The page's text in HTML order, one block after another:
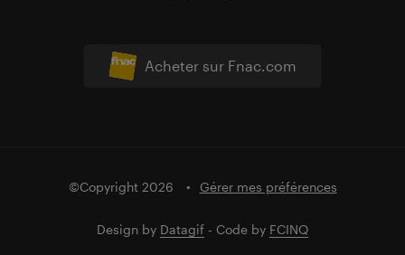
Acheter sur Fnac.com
©Copyright 2026 Gérer mes préférences
Design by Datagif - Code by FCINQ